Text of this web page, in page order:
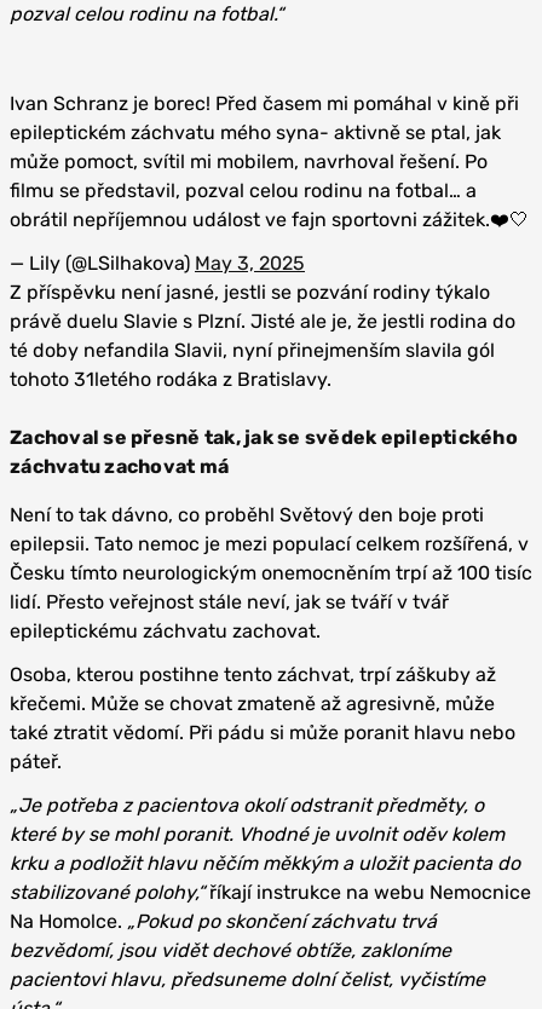
pozval celou rodinu na fotbal.“
Ivan Schranz je borec! Před časem mi pomáhal v kině při
epileptickém záchvatu mého syna- aktivně se ptal, jak
může pomoct, svítil mi mobilem, navrhoval řešení. Po
filmu se představil, pozval celou rodinu na fotbal… a
obrátil nepříjemnou událost ve fajn sportovni zážitek.❤️🤍
— Lily (@LSilhakova) May 3, 2025
Z příspěvku není jasné, jestli se pozvání rodiny týkalo
právě duelu Slavie s Plzní. Jisté ale je, že jestli rodina do
té doby nefandila Slavii, nyní přinejmenším slavila gól
tohoto 31letého rodáka z Bratislavy.
Zachoval se přesně tak, jak se svědek epileptického
záchvatu zachovat má
Není to tak dávno, co proběhl Světový den boje proti
epilepsii. Tato nemoc je mezi populací celkem rozšířená, v
Česku tímto neurologickým onemocněním trpí až 100 tisíc
lidí. Přesto veřejnost stále neví, jak se tváří v tvář
epileptickému záchvatu zachovat.
Osoba, kterou postihne tento záchvat, trpí záškuby až
křečemi. Může se chovat zmateně až agresivně, může
také ztratit vědomí. Při pádu si může poranit hlavu nebo
páteř.
„Je potřeba z pacientova okolí odstranit předměty, o
které by se mohl poranit. Vhodné je uvolnit oděv kolem
krku a podložit hlavu něčím měkkým a uložit pacienta do
stabilizované polohy,“říkají instrukce na webu Nemocnice
Na Homolce. „Pokud po skončení záchvatu trvá
bezvědomí, jsou vidět dechové obtíže, zakloníme
pacientovi hlavu, předsuneme dolní čelist, vyčistíme